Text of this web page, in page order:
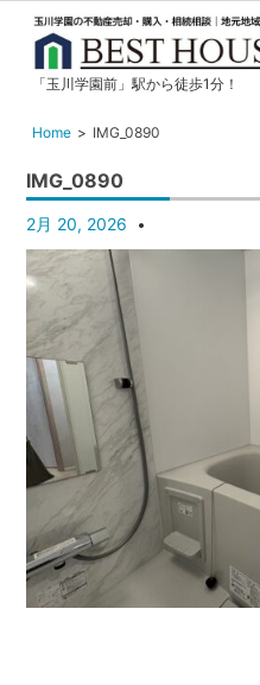
玉
川
園
の
不
動
産
購
入・
売
却・
賃
貸・
管
理
｜
「玉川学園前」駅から徒歩1分！
Home IMG_0890
IMG_0890
2月 20, 2026